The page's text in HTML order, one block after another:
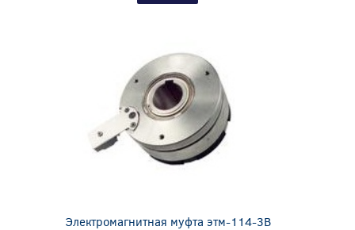
Электромагнитная муфта этм-114-3В